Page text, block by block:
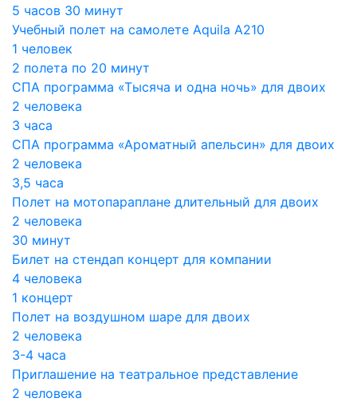
5 часов 30 минут
Учебный полет на самолете Aquila A210
1 человек
2 полета по 20 минут
СПА программа «Тысяча и одна ночь» для двоих
2 человека
3 часа
СПА программа «Ароматный апельсин» для двоих
2 человека
3,5 часа
Полет на мотопараплане длительный для двоих
2 человека
30 минут
Билет на стендап концерт для компании
4 человека
1 концерт
Полет на воздушном шаре для двоих
2 человека
3-4 часа
Приглашение на театральное представление
2 человека